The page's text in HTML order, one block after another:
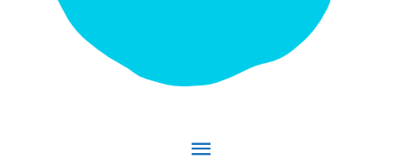
Menu